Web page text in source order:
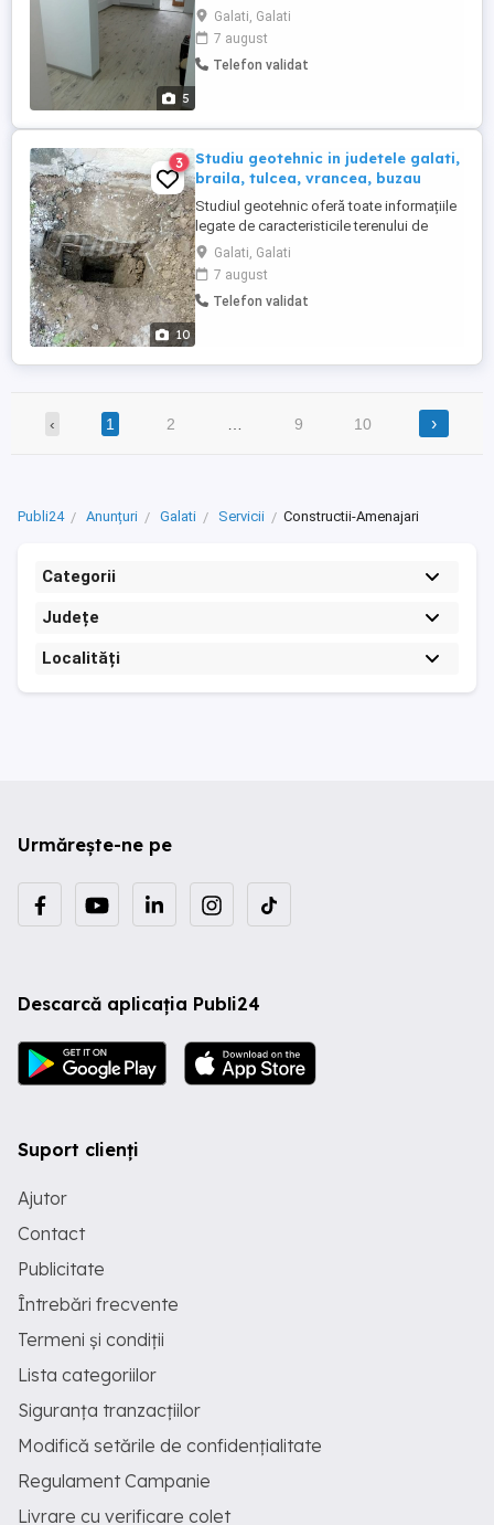
5
parchet, izolație. Cer și ofer seriozitate.
Apelați cu toată încrederea. Preturi
accesibile.
Galati, Galati
7 august
Telefon validat
10
3
Studiu geotehnic in judetele galati,
braila, tulcea, vrancea, buzau
Studiul geotehnic oferă toate informațiile
legate de caracteristicile terenului de
fundare a viitoarei investiții iar din punct
de vedere legislativ, acesta este necesar
pentru obținerea autorizației de
construcție. HRT RomTerraServ S.R.L.,
Galati, Galati
7 august
Telefon validat
‹ 1 2 9 10 ›
Publi24 Anunțuri Galati Servicii Constructii-Amenajari
Categorii
Județe
Localități
Urmărește-ne pe
Descarcă aplicația Publi24
Suport clienți
Ajutor
Contact
Publicitate
Întrebări frecvente
Termeni și condiții
Lista categoriilor
Siguranța tranzacțiilor
Modifică setările de confidențialitate
Regulament Campanie
Livrare cu verificare colet